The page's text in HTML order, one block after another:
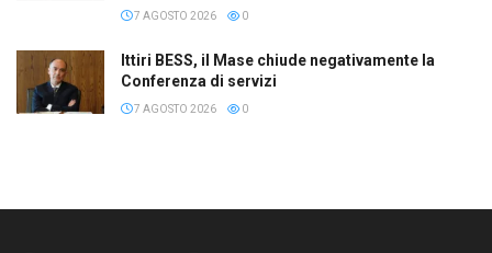
7 AGOSTO 2026 0
Ittiri BESS, il Mase chiude negativamente la
Conferenza di servizi
7 AGOSTO 2026 0